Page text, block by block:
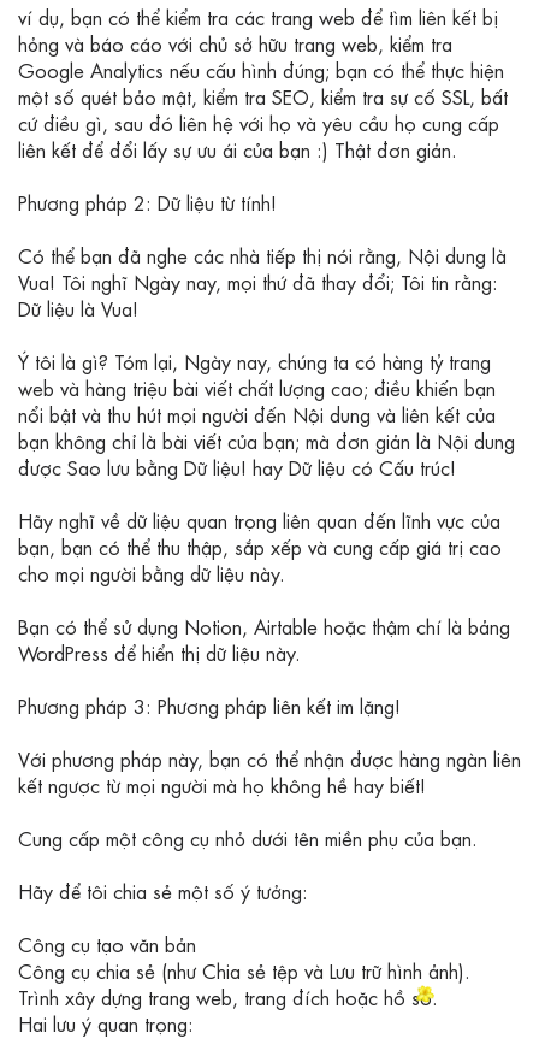
ví dụ, bạn có thể kiểm tra các trang web để tìm liên kết bị
hỏng và báo cáo với chủ sở hữu trang web, kiểm tra
Google Analytics nếu cấu hình đúng; bạn có thể thực hiện
một số quét bảo mật, kiểm tra SEO, kiểm tra sự cố SSL, bất
cứ điều gì, sau đó liên hệ với họ và yêu cầu họ cung cấp
liên kết để đổi lấy sự ưu ái của bạn :) Thật đơn giản.
Phương pháp 2: Dữ liệu từ tính!
Có thể bạn đã nghe các nhà tiếp thị nói rằng, Nội dung là
Vua! Tôi nghĩ Ngày nay, mọi thứ đã thay đổi; Tôi tin rằng:
Dữ liệu là Vua!
Ý tôi là gì? Tóm lại, Ngày nay, chúng ta có hàng tỷ trang
web và hàng triệu bài viết chất lượng cao; điều khiến bạn
nổi bật và thu hút mọi người đến Nội dung và liên kết của
bạn không chỉ là bài viết của bạn; mà đơn giản là Nội dung
được Sao lưu bằng Dữ liệu! hay Dữ liệu có Cấu trúc!
Hãy nghĩ về dữ liệu quan trọng liên quan đến lĩnh vực của
bạn, bạn có thể thu thập, sắp xếp và cung cấp giá trị cao
cho mọi người bằng dữ liệu này.
Bạn có thể sử dụng Notion, Airtable hoặc thậm chí là bảng
WordPress để hiển thị dữ liệu này.
Phương pháp 3: Phương pháp liên kết im lặng!
Với phương pháp này, bạn có thể nhận được hàng ngàn liên
kết ngược từ mọi người mà họ không hề hay biết!
Cung cấp một công cụ nhỏ dưới tên miền phụ của bạn.
Hãy để tôi chia sẻ một số ý tưởng:
Công cụ tạo văn bản
Công cụ chia sẻ (như Chia sẻ tệp và Lưu trữ hình ảnh).
Trình xây dựng trang web, trang đích hoặc hồ sơ.
Hai lưu ý quan trọng: